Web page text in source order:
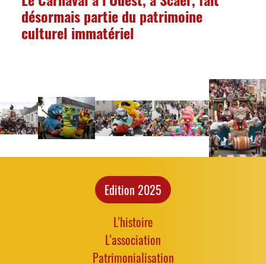
désormais partie du patrimoine
culturel immatériel
Edition 2025
L'histoire
L'association
Patrimonialisation